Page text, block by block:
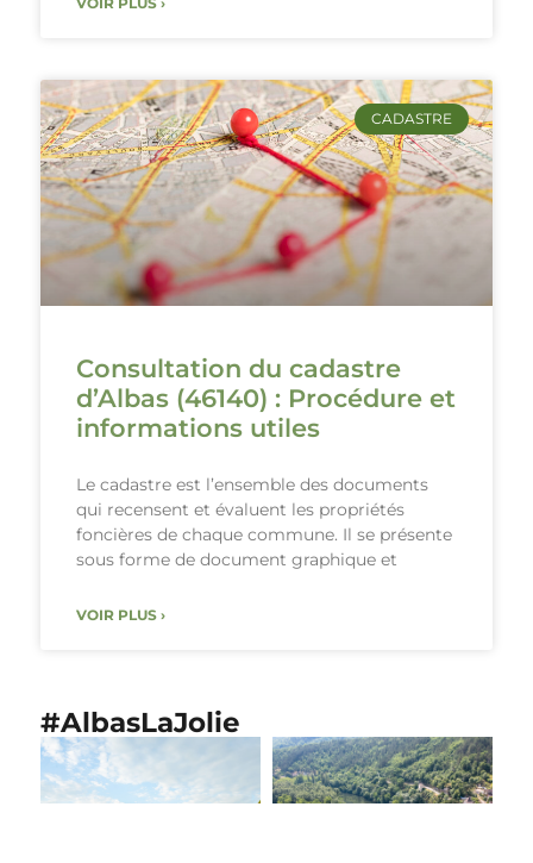
CADASTRE
Consultation du cadastre
d’Albas (46140) : Procédure et
informations utiles
Le cadastre est l’ensemble des documents
qui recensent et évaluent les propriétés
foncières de chaque commune. Il se présente
sous forme de document graphique et
VOIR PLUS ›
#AlbasLaJolie